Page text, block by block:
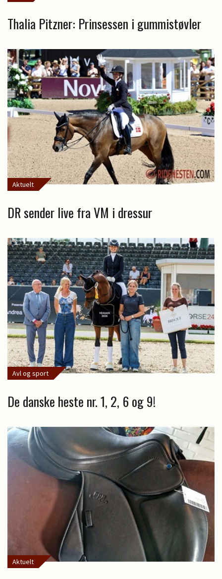
Thalia Pitzner: Prinsessen i gummistøvler
Aktuelt
DR sender live fra VM i dressur
Avl og sport
De danske heste nr. 1, 2, 6 og 9!
Aktuelt